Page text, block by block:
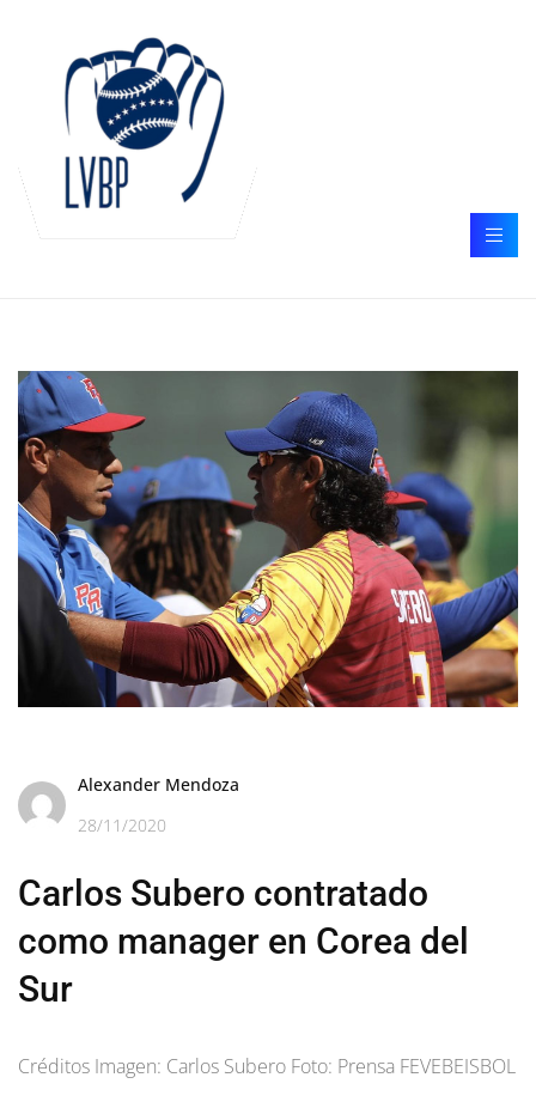
Alexander Mendoza
28/11/2020
Carlos Subero contratado
como manager en Corea del
Sur
Créditos Imagen: Carlos Subero Foto: Prensa FEVEBEISBOL